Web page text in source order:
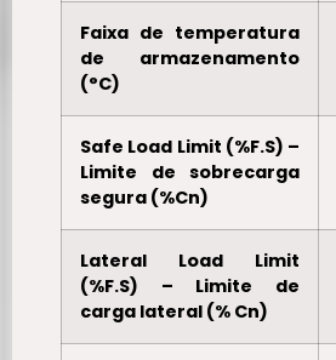
Faixa de temperatura
de armazenamento
(°C)
Safe Load Limit (%F.S) –
Limite de sobrecarga
segura (%Cn)
Lateral Load Limit
(%F.S) – Limite de
carga lateral (% Cn)